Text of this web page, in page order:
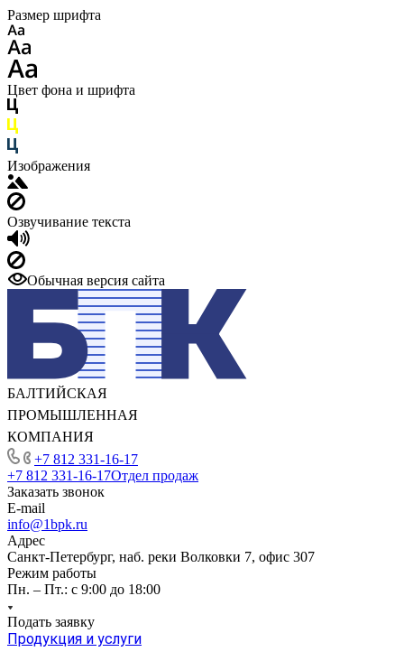
Размер шрифта
Цвет фона и шрифта
Изображения
Озвучивание текста
Обычная версия сайта
БАЛТИЙСКАЯ
ПРОМЫШЛЕННАЯ
КОМПАНИЯ
+7 812 331-16-17
+7 812 331-16-17Отдел продаж
Заказать звонок
E-mail
info@1bpk.ru
Адрес
Санкт-Петербург, наб. реки Волковки 7, офис 307
Режим работы
Пн. – Пт.: с 9:00 до 18:00
Подать заявку
Продукция и услуги